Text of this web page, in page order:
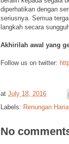
diperhatikan dengan
seriusnya. Semua
langkah secara
Akhirilah awal yang
Follow us on twitter:
at July 18, 2016
Labels: Renungan
No